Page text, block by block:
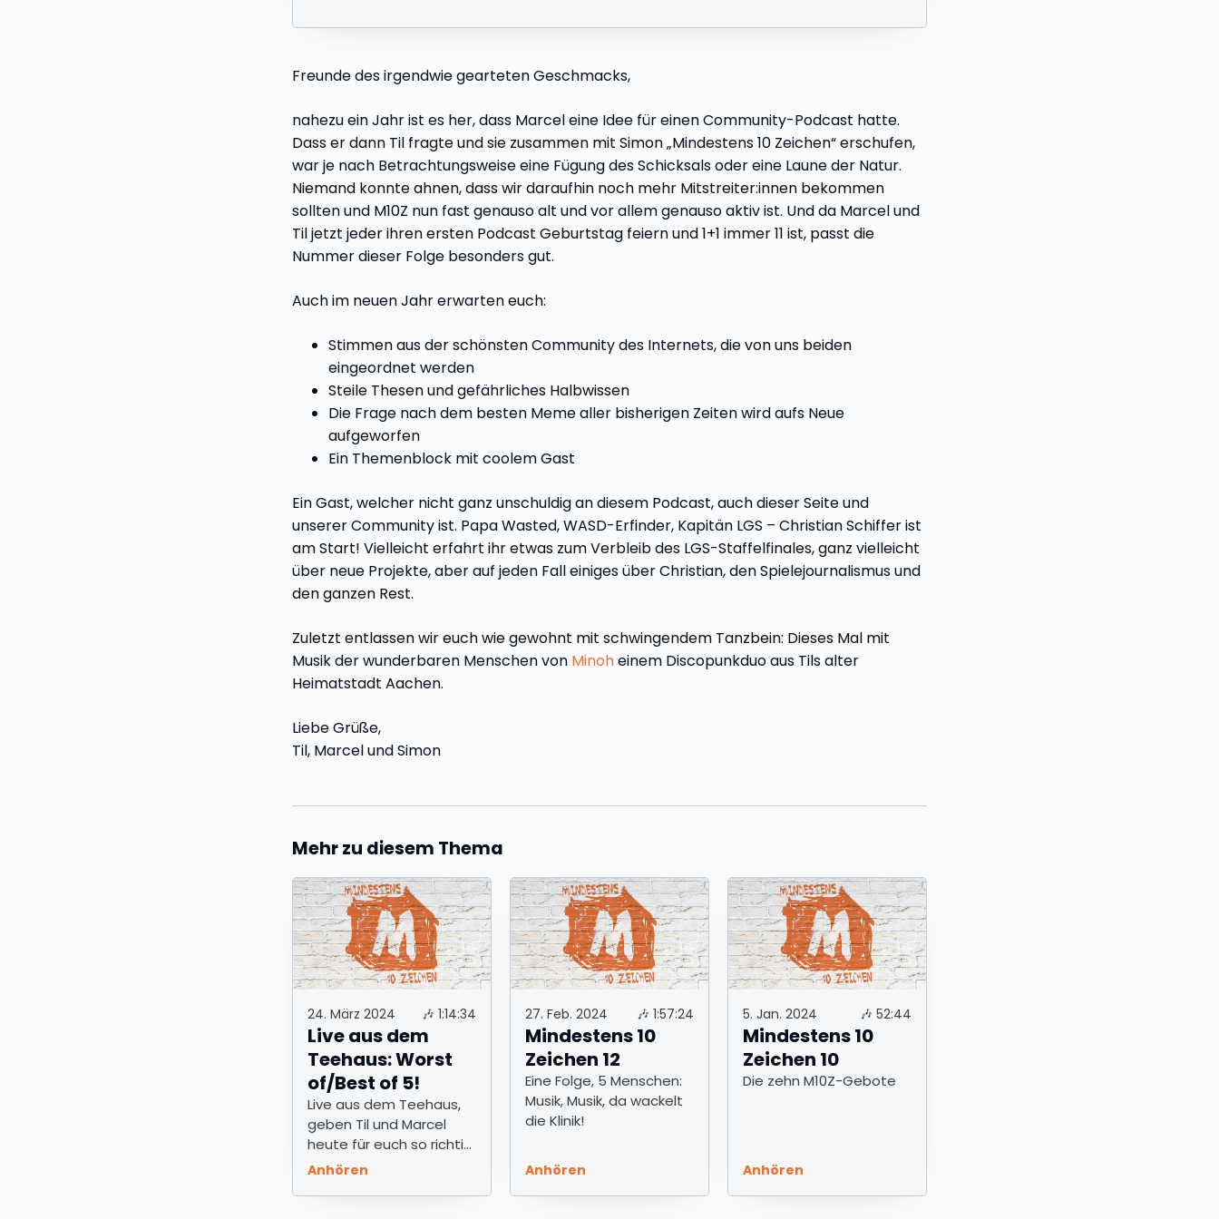
Freunde des irgendwie gearteten Geschmacks,
nahezu ein Jahr ist es her, dass Marcel eine Idee für einen Community-Podcast hatte.
Dass er dann Til fragte und sie zusammen mit Simon „Mindestens 10 Zeichen“ erschufen,
war je nach Betrachtungsweise eine Fügung des Schicksals oder eine Laune der Natur.
Niemand konnte ahnen, dass wir daraufhin noch mehr Mitstreiter:innen bekommen
sollten und M10Z nun fast genauso alt und vor allem genauso aktiv ist. Und da Marcel und
Til jetzt jeder ihren ersten Podcast Geburtstag feiern und 1+1 immer 11 ist, passt die
Nummer dieser Folge besonders gut.
Auch im neuen Jahr erwarten euch:
Stimmen aus der schönsten Community des Internets, die von uns beiden
eingeordnet werden
Steile Thesen und gefährliches Halbwissen
Die Frage nach dem besten Meme aller bisherigen Zeiten wird aufs Neue
aufgeworfen
Ein Themenblock mit coolem Gast
Ein Gast, welcher nicht ganz unschuldig an diesem Podcast, auch dieser Seite und
unserer Community ist. Papa Wasted, WASD-Erfinder, Kapitän LGS – Christian Schiffer ist
am Start! Vielleicht erfahrt ihr etwas zum Verbleib des LGS-Staffelfinales, ganz vielleicht
über neue Projekte, aber auf jeden Fall einiges über Christian, den Spielejournalismus und
den ganzen Rest.
Zuletzt entlassen wir euch wie gewohnt mit schwingendem Tanzbein: Dieses Mal mit
Musik der wunderbaren Menschen von Minoheinem Discopunkduo aus Tils alter
Heimatstadt Aachen.
Liebe Grüße,
Til, Marcel und Simon
Mehr zu diesem Thema
24. März 2024 🎶 1:14:34
Live aus dem
Teehaus: Worst
of/Best of 5!
Live aus dem Teehaus,
geben Til und Marcel
heute für euch so richtig
Gas. Die MS Gaming
Anhören
27. Feb. 2024 🎶 1:57:24
Mindestens 10
Zeichen 12
Eine Folge, 5 Menschen:
Musik, Musik, da wackelt
die Klinik!
Anhören
5. Jan. 2024 🎶 52:44
Mindestens 10
Zeichen 10
Die zehn M10Z-Gebote
Anhören